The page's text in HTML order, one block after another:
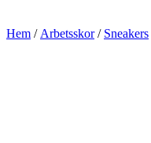
Hem / Arbetsskor/ Sneakers